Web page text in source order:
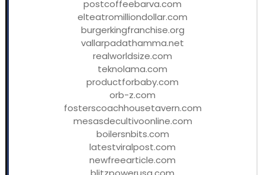
postcoffeebarva.com
elteatromilliondollar.com
burgerkingfranchise.org
vallarpadathamma.net
realworldsize.com
teknolama.com
productforbaby.com
orb-z.com
fosterscoachhousetavern.com
mesasdecultivoonline.com
boilersnbits.com
latestviralpost.com
newfreearticle.com